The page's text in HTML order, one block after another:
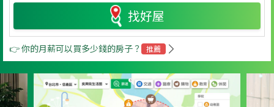
找好屋
👉 你的月薪可以買多少錢的房子？ 推薦